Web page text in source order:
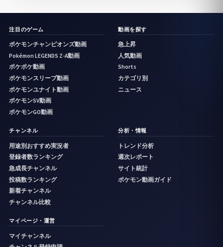
注目のゲーム
ポケモンチャンピオンズ動画
Pokémon LEGENDS Z-A動画
ポケポケ動画
ポケモンスリープ動画
ポケモンユナイト動画
ポケモンSV動画
ポケモンGO動画
動画を探す
急上昇
人気動画
Shorts
カテゴリ別
ニュース
チャンネル
用途別おすすめ実況者
登録者数ランキング
急成長チャンネル
投稿数ランキング
新着チャンネル
チャンネル比較
分析・情報
トレンド分析
週次レポート
サイト統計
ポケモン動画ガイド
マイページ・運営
マイチャンネル